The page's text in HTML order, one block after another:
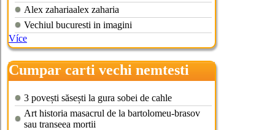
Alex zahariaalex zaharia
Vechiul bucuresti in imagini
Více
Cumpar carti vechi nemtesti
3 povești săsești la gura sobei de cahle
Art historia masacrul de la bartolomeu-brasov
sau transeea mortii